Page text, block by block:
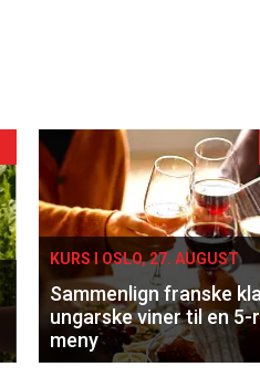
KURS I OSLO, 27. AUGUST
Sammenlign franske
ungarske viner til en
meny